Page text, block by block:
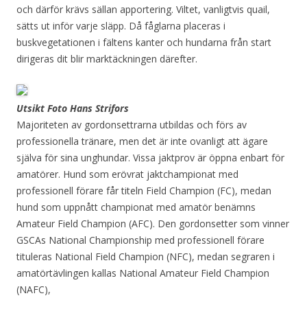
och därför krävs sällan apportering. Viltet, vanligtvis quail,
sätts ut inför varje släpp. Då fåglarna placeras i
buskvegetationen i fältens kanter och hundarna från start
dirigeras dit blir marktäckningen därefter.
Utsikt Foto Hans Strifors
Majoriteten av gordonsettrarna utbildas och förs av
professionella tränare, men det är inte ovanligt att ägare
själva för sina unghundar. Vissa jaktprov är öppna enbart för
amatörer. Hund som erövrat jaktchampionat med
professionell förare får titeln Field Champion (FC), medan
hund som uppnått championat med amatör benämns
Amateur Field Champion (AFC). Den gordonsetter som vinner
GSCAs National Championship med professionell förare
tituleras National Field Champion (NFC), medan segraren i
amatörtävlingen kallas National Amateur Field Champion
(NAFC),